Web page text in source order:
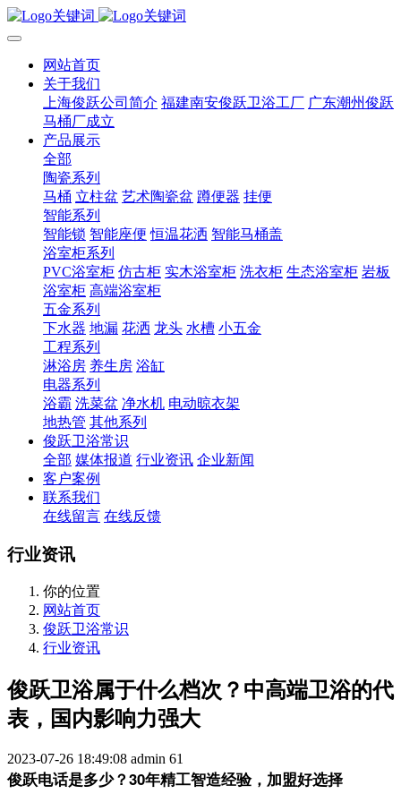
网站首页
关于我们
上海俊跃公司简介 福建南安俊跃卫浴工厂 广东潮州俊跃
马桶厂成立
产品展示
全部
陶瓷系列
马桶 立柱盆 艺术陶瓷盆 蹲便器 挂便
智能系列
智能锁 智能座便 恒温花洒 智能马桶盖
浴室柜系列
PVC浴室柜 仿古柜 实木浴室柜 洗衣柜 生态浴室柜 岩板
浴室柜 高端浴室柜
五金系列
下水器 地漏 花洒 龙头 水槽 小五金
工程系列
淋浴房 养生房 浴缸
电器系列
浴霸 洗菜盆 净水机 电动晾衣架
地热管 其他系列
俊跃卫浴常识
全部 媒体报道 行业资讯 企业新闻
客户案例
联系我们
在线留言 在线反馈
行业资讯
你的位置
网站首页
俊跃卫浴常识
行业资讯
俊跃卫浴属于什么档次？中高端卫浴的代
表，国内影响力强大
2023-07-26 18:49:08 admin 61
俊跃电话是多少？30年精工智造经验，加盟好选择